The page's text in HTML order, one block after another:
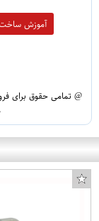
آموزش
@ تمامی حقوق برای